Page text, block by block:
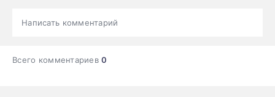
Написать комментарий
Всего комментариев0